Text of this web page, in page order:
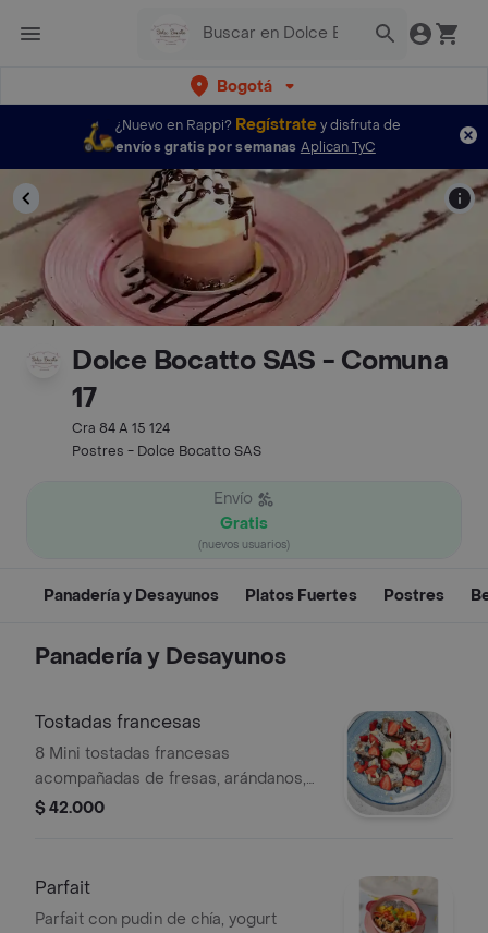
Bogotá
¿Nuevo en Rappi? Regístratey disfruta de
envíos gratis por semanas Aplican TyC
Dolce Bocatto SAS - Comuna
17
Cra 84 A 15 124
Postres - Dolce Bocatto SAS
Envío
Gratis
(nuevos usuarios)
Panadería y Desayunos Platos Fuertes Postres
Panadería y Desayunos
Tostadas francesas
8 Mini tostadas francesas
acompañadas de fresas, arándanos,
almendras fileteadas y crema de la
$ 42.000
Parfait
Parfait con pudin de chía, yogurt